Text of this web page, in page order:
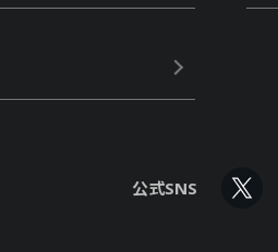
公式SNS